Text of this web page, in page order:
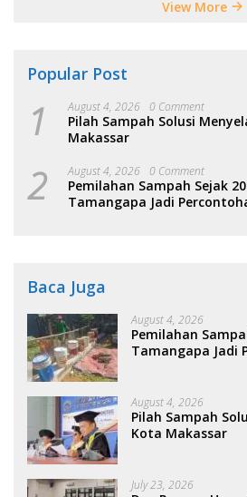
View More
Popular Post
1 August 4, 2026 0 Comment
Pilah Sampah Solusi
Makassar
2 August 4, 2026 0 Comment
Pemilahan Sampah Sejak
Tamangapa Jadi
Baca Juga
August 4, 2026
Pemilahan
Tamangapa Jadi
August 4, 2026
Pilah Sampah
Kota Makassar
July 23, 2026